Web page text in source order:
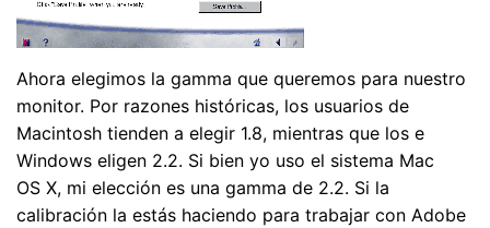
Ahora elegimos la gamma que queremos para nuestro
monitor. Por razones históricas, los usuarios de
Macintosh tienden a elegir 1.8, mientras que los e
Windows eligen 2.2. Si bien yo uso el sistema Mac
OS X, mi elección es una gamma de 2.2. Si la
calibración la estás haciendo para trabajar con Adobe